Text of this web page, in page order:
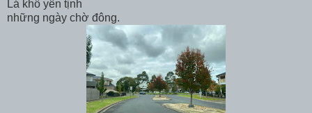
Lá khô yên tịnh
những ngày chờ đông.